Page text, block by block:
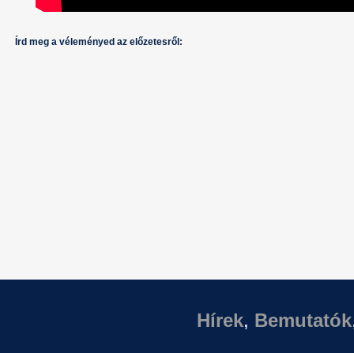
Írd meg a véleményed az előzetesről:
Hírek, Bemutatók